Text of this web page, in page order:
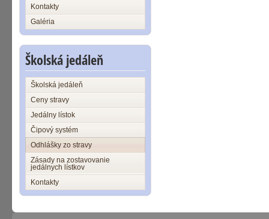
Kontakty
Galéria
Školská jedáleň
Školská jedáleň
Ceny stravy
Jedálny lístok
Čipový systém
Odhlášky zo stravy
Zásady na zostavovanie
jedálnych lístkov
Kontakty